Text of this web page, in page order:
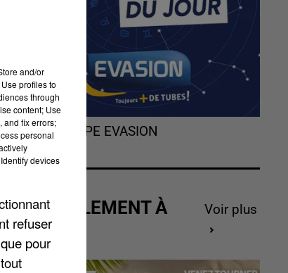
L'HOROSCOPE EVASION
ACTUELLEMENT À
GAGNER
Voir plus
and/or
profiles to
through
content; Use
and fix errors;
personal
devices
refuser
pour